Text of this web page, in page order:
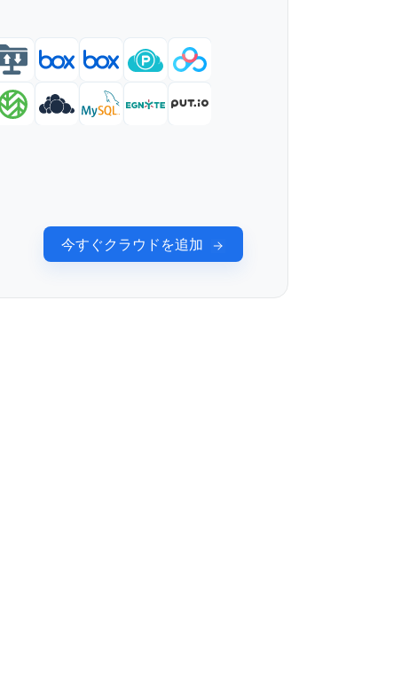
今すぐクラウドを追加